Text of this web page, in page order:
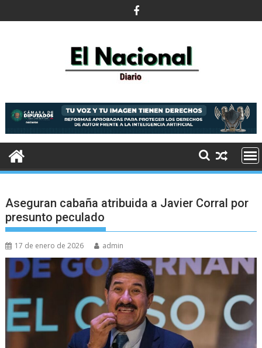
al
Aseguran cabaña atribuida a Javier Corral por
presunto peculado
17 de enero de 2026 admin